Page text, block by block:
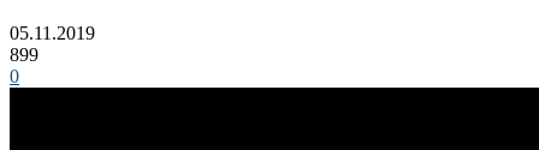
05.11.2019
899
0